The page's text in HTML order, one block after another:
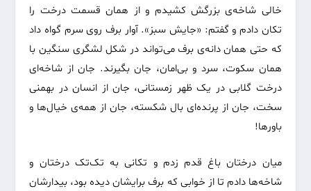
خالی شاخه‌ی بزرگش کشیدم و از همان قسمت درخت را
تکان دادم و گفتم: «جایش سبز». آوار برف روی سرم گواه داد
که حتی همان دانه‌ی برف می‌تواند در شکل لشگری سنگین با
همان سکوت، سرد و بی‌امان، جان بگیرند. جان از شاخه‌ای
درخت گلابی در یک ظهر زمستانی، جان از انسان ‌در بهمنی
سخت، جان از پرنده‌ای بال شکسته، جان از همه‌ی خیال‌ها و
باورها!
میان درختان باغ قدم زدم و تکانی به تک‌تک درختان و
شاخه‌ها دادم تا از خوابی که برف برایشان دیده بود، بیدارشان